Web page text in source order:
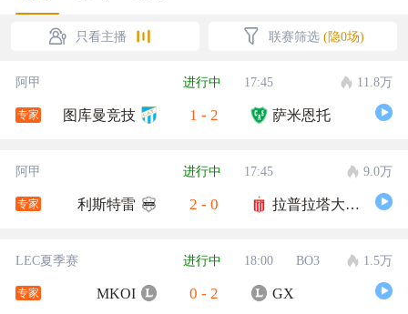
只看主播 联赛筛选 (隐0场)
阿甲 进行中 17:45 11.8万
专家 图库曼竞技 1 - 2 萨米恩托
阿甲 进行中 17:45 9.0万
专家 利斯特雷 2 - 0 拉普拉塔大学生
LEC夏季赛 进行中 18:00 BO3 1.5万
专家 MKOI 0 - 2 GX